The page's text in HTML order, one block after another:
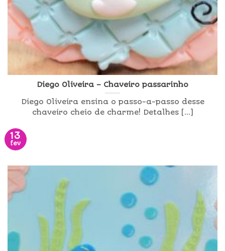
Diego Oliveira – Chaveiro passarinho
Diego Oliveira ensina o passo-a-passo desse
chaveiro cheio de charme! Detalhes [...]
13
fev